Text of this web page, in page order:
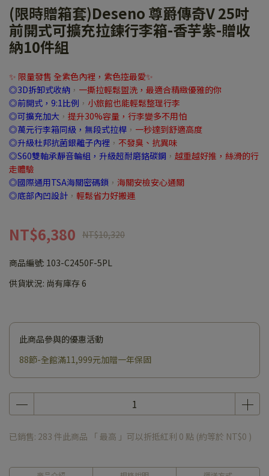
(限時贈箱套)Deseno 尊爵傳奇V 25吋
前開式可擴充拉鍊行李箱-香芋紫-贈收
納10件組
✨ 限量發售 全紫色內裡，紫色控最愛✨
◎3D拆卸式收納 ， 一撕拉輕鬆盥洗，最適合精緻優雅的你
◎前開式，9:1比例 ， 小旅館也能輕鬆整理行李
◎可擴充加大 ， 提升30%容量，行李變多不用怕
◎萬元行李箱同級，無段式拉桿 ， 一秒達到舒適高度
◎升級杜邦抗菌銀離子內裡 ， 不發臭、抗異味
◎S60雙軸承靜音輪組，升級超耐磨鉻碳鋼 ， 越重越好推，絲滑的行
走體驗
◎國際通用TSA海關密碼鎖 ， 海關安檢安心通關
◎底部內凹設計 ， 輕鬆省力好搬運
NT$6,380 NT$10,320
商品編號: 103-C2450F-5PL
供貨狀況: 尚有庫存 6
此商品參與的優惠活動
88節-全館滿11,999元加贈一年保固
已銷售: 283 件此商品 「 最高 」可以折抵紅利 0 點 (約等於 NT$0 )